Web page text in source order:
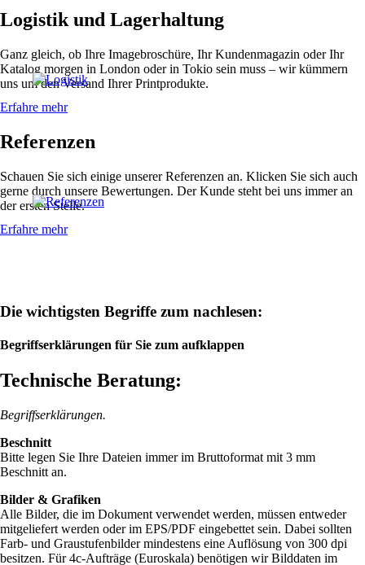
Logistik und Lagerhaltung
Ganz gleich, ob Ihre Imagebroschüre, Ihr Kundenmagazin oder Ihr
Katalog morgen in London oder in Tokio sein muss – wir kümmern
uns um den Versand Ihrer Printprodukte.
Erfahre mehr
Referenzen
Schauen Sie sich einige unserer Referenzen an. Klicken Sie sich auch
gerne durch unsere Bewertungen. Der Kunde steht bei uns immer an
der ersten Stelle.
Erfahre mehr
Die wichtigsten Begriffe zum nachlesen:
Begriffserklärungen für Sie zum aufklappen
Technische Beratung:
Begriffserklärungen.
Beschnitt
Bitte legen Sie Ihre Dateien immer im Bruttoformat mit 3 mm
Beschnitt an.
Bilder & Grafiken
Alle Bilder, die im Dokument verwendet werden, müssen entweder
mitgeliefert werden oder im EPS/PDF eingebettet sein. Dabei sollten
Farb- und Graustufenbilder mindestens eine Auflösung von 300 dpi
besitzen. Für 4c-Aufträge (Euroskala) benötigen wir Bilddaten im